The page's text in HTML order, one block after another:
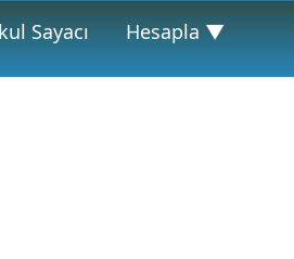
Sayacı Hesapla ▼